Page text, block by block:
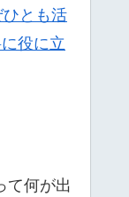
ひとも活
役に立
て何が出